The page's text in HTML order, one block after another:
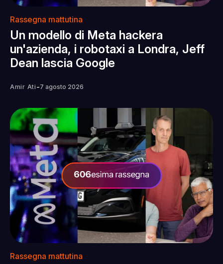
Rassegna mattutina
Un modello di Meta hackera
un'azienda, i robotaxi a Londra, Jeff
Dean lascia Google
Amir Ati -7 agosto 2026
Rassegna mattutina